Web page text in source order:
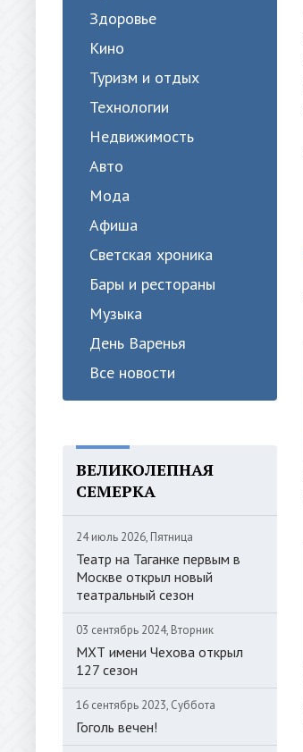
Здоровье
Кино
Туризм и отдых
Технологии
Недвижимость
Авто
Мода
Афиша
Светская хроника
Бары и рестораны
Музыка
День Варенья
Все новости
ВЕЛИКОЛЕПНАЯ
СЕМЕРКА
24 июль 2026, Пятница
Театр на Таганке первым в
Москве открыл новый
театральный сезон
03 сентябрь 2024, Вторник
МХТ имени Чехова открыл
127 сезон
16 сентябрь 2023, Суббота
Гоголь вечен!